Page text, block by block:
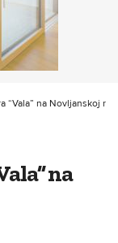
“Vala” na Novljanskoj
na